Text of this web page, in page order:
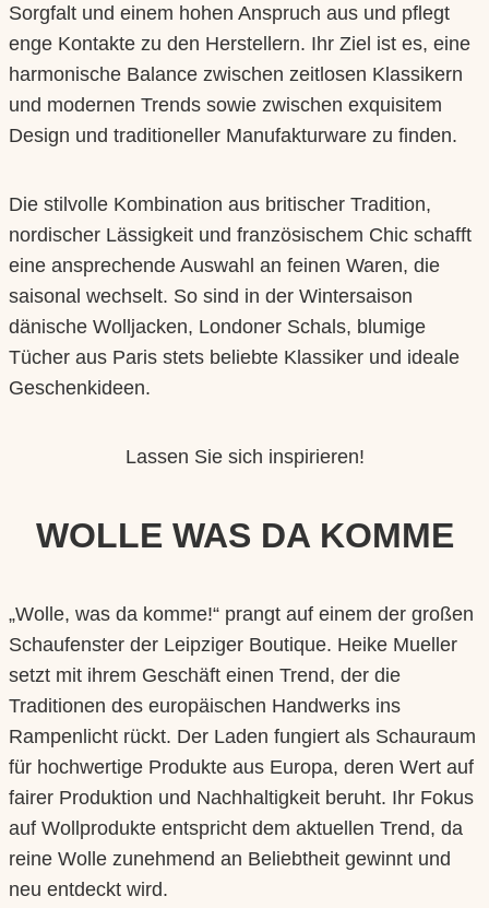
Sorgfalt und einem hohen Anspruch aus und pflegt
enge Kontakte zu den Herstellern. Ihr Ziel ist es, eine
harmonische Balance zwischen zeitlosen Klassikern
und modernen Trends sowie zwischen exquisitem
Design und traditioneller Manufakturware zu finden.
Die stilvolle Kombination aus britischer Tradition,
nordischer Lässigkeit und französischem Chic schafft
eine ansprechende Auswahl an feinen Waren, die
saisonal wechselt. So sind in der Wintersaison
dänische Wolljacken, Londoner Schals, blumige
Tücher aus Paris stets beliebte Klassiker und ideale
Geschenkideen.
Lassen Sie sich inspirieren!
WOLLE WAS DA KOMME
„Wolle, was da komme!“ prangt auf einem der großen
Schaufenster der Leipziger Boutique. Heike Mueller
setzt mit ihrem Geschäft einen Trend, der die
Traditionen des europäischen Handwerks ins
Rampenlicht rückt. Der Laden fungiert als Schauraum
für hochwertige Produkte aus Europa, deren Wert auf
fairer Produktion und Nachhaltigkeit beruht. Ihr Fokus
auf Wollprodukte entspricht dem aktuellen Trend, da
reine Wolle zunehmend an Beliebtheit gewinnt und
neu entdeckt wird.